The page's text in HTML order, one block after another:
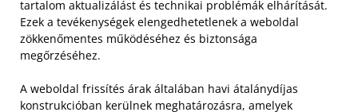
tartalom aktualizálást és technikai problémák elhárítását.
Ezek a tevékenységek elengedhetetlenek a weboldal
zökkenőmentes működéséhez és biztonsága
megőrzéséhez.
A weboldal frissítés árak általában havi átalánydíjas
konstrukcióban kerülnek meghatározásra, amelyek